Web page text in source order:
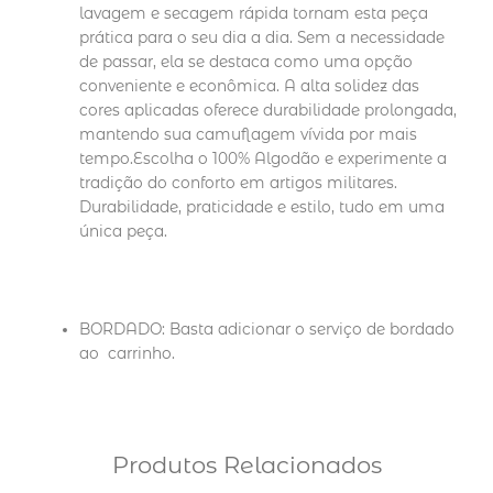
lavagem e secagem rápida tornam esta peça
prática para o seu dia a dia. Sem a necessidade
de passar, ela se destaca como uma opção
conveniente e econômica. A alta solidez das
cores aplicadas oferece durabilidade prolongada,
mantendo sua camuflagem vívida por mais
tempo.Escolha o 100% Algodão e experimente a
tradição do conforto em artigos militares.
Durabilidade, praticidade e estilo, tudo em uma
única peça.
BORDADO: Basta adicionar o serviço de bordado
ao carrinho.
Produtos Relacionados